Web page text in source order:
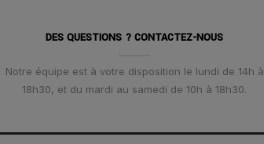
DES QUESTIONS ? CONTACTEZ-NOUS
Notre équipe est à votre disposition le lundi de 14h à
18h30, et du mardi au samedi de 10h à 18h30.